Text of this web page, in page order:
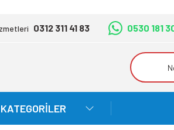
0312 311 41 83 0530 181